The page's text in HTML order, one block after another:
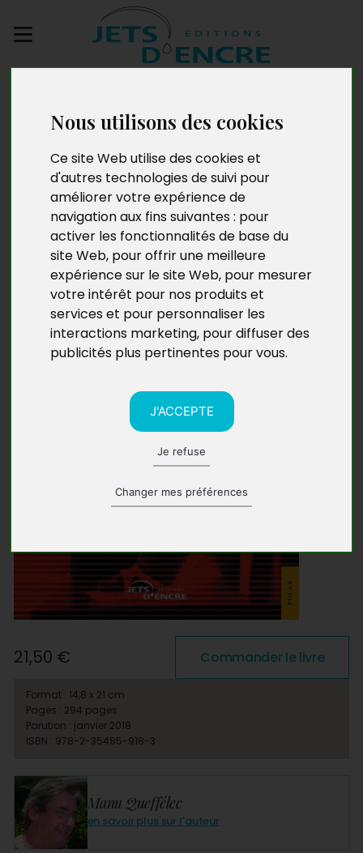
Nous utilisons des cookies
Ce site Web utilise des cookies et
d'autres technologies de suivi pour
améliorer votre expérience de
navigation aux fins suivantes : pour
activer les fonctionnalités de base du
site Web, pour offrir une meilleure
expérience sur le site Web, pour mesurer
votre intérêt pour nos produits et
services et pour personnaliser les
interactions marketing, pour diffuser des
publicités plus pertinentes pour vous.
J'ACCEPTE
Je refuse
Changer mes préférences
Soleil coquin
Manu Queffélec
en savoir plus sur l'auteur
21,50 € Commander le livre
Format : 14,8 x 21 cm
Pages : 294 pages
Parution : janvier 2018
ISBN : 978-2-35485-918-3